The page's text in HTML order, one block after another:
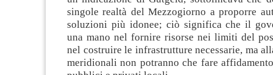
singole realtà del Mezzogiorno a proporre
soluzioni più idonee; ciò significa che il
una mano nel fornire risorse nei limiti del
nel costruire le infrastrutture necessarie, ma
meridionali non potranno che fare